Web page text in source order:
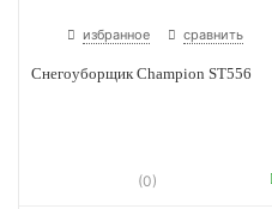
избранное сравнить
Снегоуборщик Champion ST556
(0)